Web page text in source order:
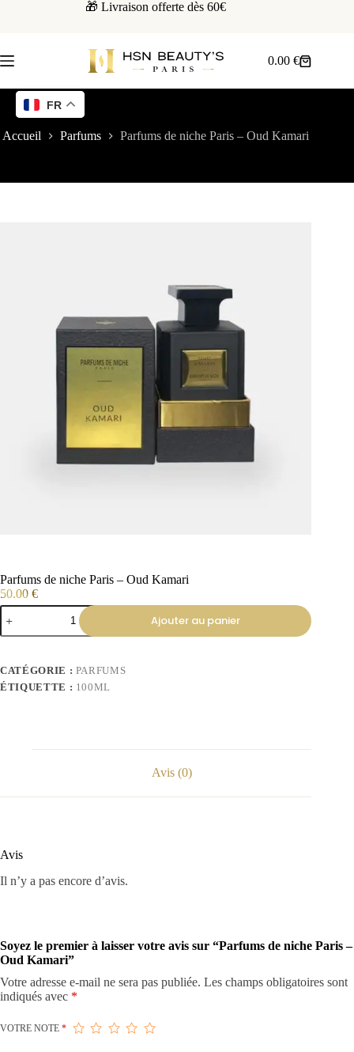
🎁 Livraison offerte dès 60€
0.00€
Accueil Parfums Parfums de niche Paris – Oud Kamari
Parfums de niche Paris – Oud Kamari
50.00 €
Ajouter au panier
CATÉGORIE : PARFUMS
ÉTIQUETTE : 100ML
Avis (0)
Avis
Il n’y a pas encore d’avis.
Soyez le premier à laisser votre avis sur “Parfums de niche Paris –
Oud Kamari”
Votre adresse e-mail ne sera pas publiée. Les champs obligatoires sont
indiqués avec *
VOTRE NOTE *
FR